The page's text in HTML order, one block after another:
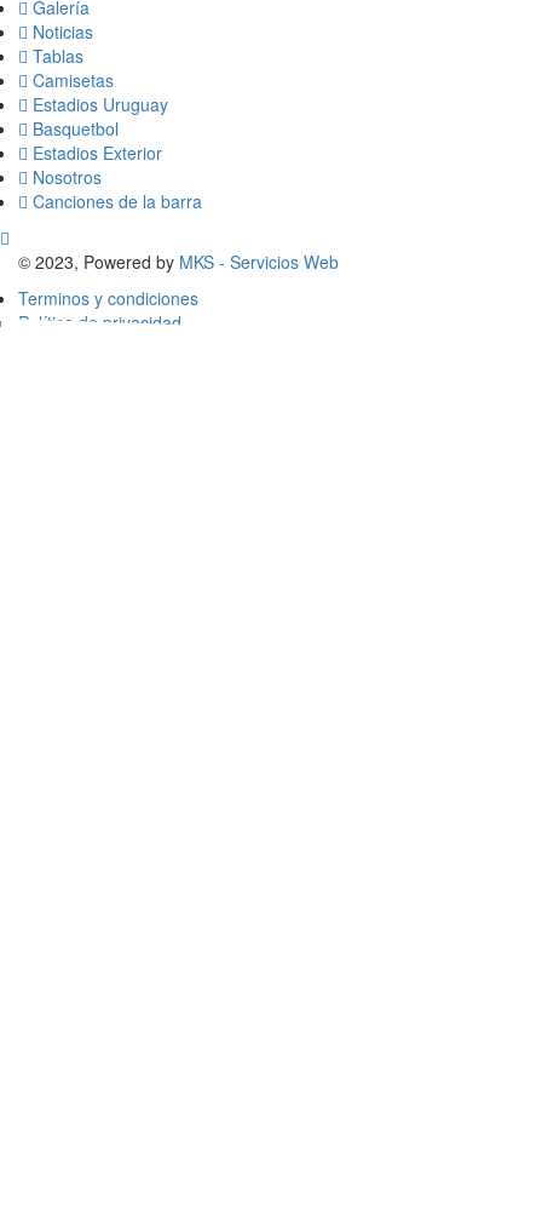
Galería
Noticias
Tablas
Camisetas
Estadios Uruguay
Basquetbol
Estadios Exterior
Nosotros
Canciones de la barra
© 2023, Powered by MKS - Servicios Web
Terminos y condiciones
Política de privacidad